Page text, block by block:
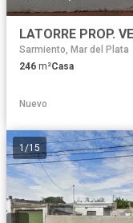
Sarmiento, Mar del Plata
246 m²Casa
Nuevo
1/15